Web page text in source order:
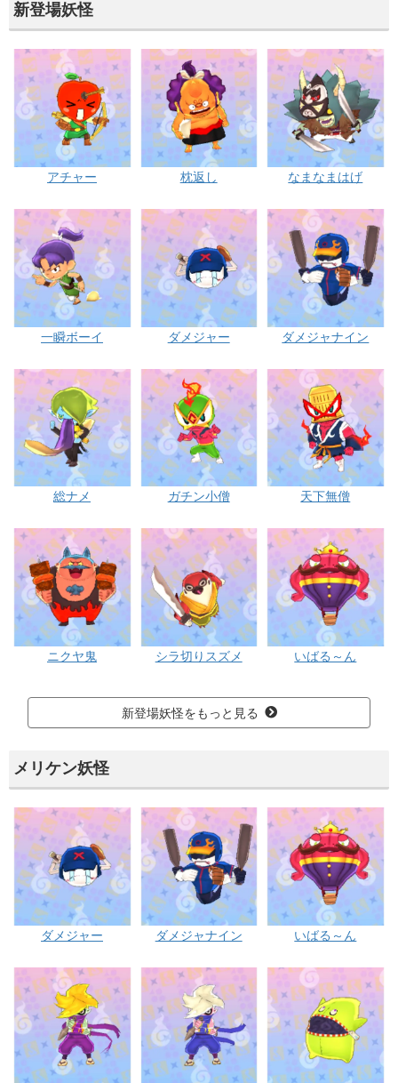
新登場妖怪
アチャー 枕返し なまなまはげ
一瞬ボーイ ダメジャー ダメジャナイン
総ナメ ガチン小僧 天下無僧
ニクヤ鬼 シラ切りスズメ いばる～ん
新登場妖怪をもっと見る
メリケン妖怪
ダメジャー ダメジャナイン いばる～ん